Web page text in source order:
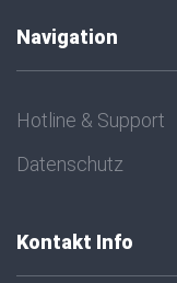
Navigation
Hotline & Support
Datenschutz
Kontakt Info